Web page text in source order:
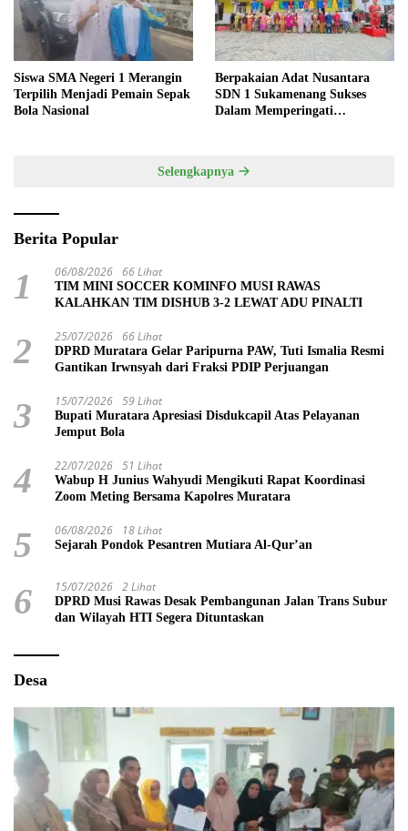
Siswa SMA Negeri 1 Merangin
Terpilih Menjadi Pemain Sepak
Bola Nasional
Berpakaian Adat Nusantara
SDN 1 Sukamenang Sukses
Dalam Memperingati
Selengkapnya
Berita Popular
1 06/08/2026 66 Lihat
TIM MINI SOCCER KOMINFO MUSI RAWAS
KALAHKAN TIM DISHUB 3-2 LEWAT ADU PINALTI
2 25/07/2026 66 Lihat
DPRD Muratara Gelar Paripurna PAW, Tuti Ismalia Resmi
Gantikan Irwnsyah dari Fraksi PDIP Perjuangan
3 15/07/2026 59 Lihat
Bupati Muratara Apresiasi Disdukcapil Atas Pelayanan
Jemput Bola
4 22/07/2026 51 Lihat
Wabup H Junius Wahyudi Mengikuti Rapat Koordinasi
Zoom Meting Bersama Kapolres Muratara
5 06/08/2026 18 Lihat
Sejarah Pondok Pesantren Mutiara Al-Qur’an
6 15/07/2026 2 Lihat
DPRD Musi Rawas Desak Pembangunan Jalan Trans Subur
dan Wilayah HTI Segera Dituntaskan
Desa